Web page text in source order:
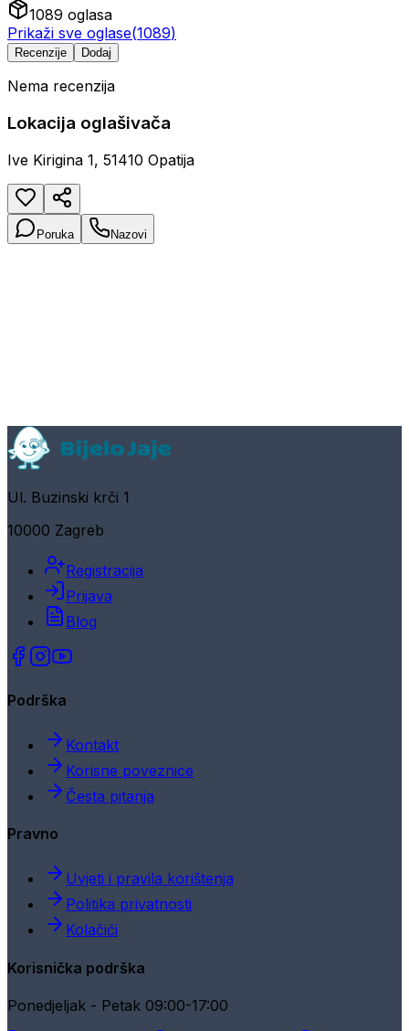
1089 oglasa
Prikaži sve oglase(1089)
Recenzije Dodaj
Nema recenzija
Lokacija oglašivača
Ive Kirigina 1, 51410 Opatija
Poruka Nazovi
Ul. Buzinski krči 1
10000 Zagreb
Registracija
Prijava
Blog
Podrška
Kontakt
Korisne poveznice
Česta pitanja
Pravno
Uvjeti i pravila korištenja
Politika privatnosti
Kolačići
Korisnička podrška
Ponedjeljak - Petak 09:00-17:00